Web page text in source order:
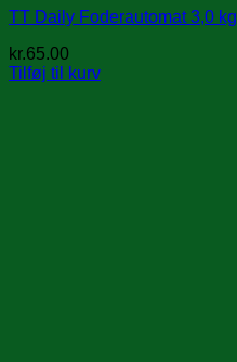
TT Daily Foderautomat 3,0 kg
kr.65.00
Tilføj til kurv